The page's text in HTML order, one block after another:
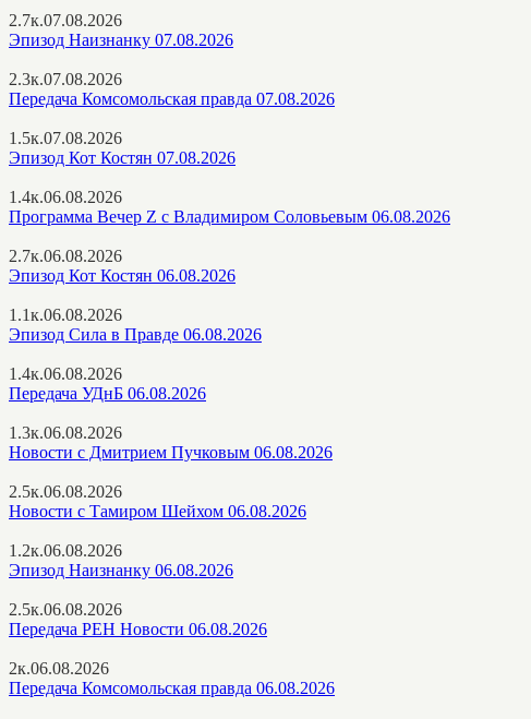
2.7к.07.08.2026
Эпизод Наизнанку 07.08.2026
2.3к.07.08.2026
Передача Комсомольская правда 07.08.2026
1.5к.07.08.2026
Эпизод Кот Костян 07.08.2026
1.4к.06.08.2026
Программа Вечер Z с Владимиром Соловьевым 06.08.2026
2.7к.06.08.2026
Эпизод Кот Костян 06.08.2026
1.1к.06.08.2026
Эпизод Сила в Правде 06.08.2026
1.4к.06.08.2026
Передача УДнБ 06.08.2026
1.3к.06.08.2026
Новости с Дмитрием Пучковым 06.08.2026
2.5к.06.08.2026
Новости с Тамиром Шейхом 06.08.2026
1.2к.06.08.2026
Эпизод Наизнанку 06.08.2026
2.5к.06.08.2026
Передача РЕН Новости 06.08.2026
2к.06.08.2026
Передача Комсомольская правда 06.08.2026